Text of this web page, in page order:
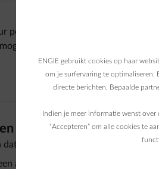
per mail te ontvangen of je wil
> Factuur via e-mail of
ik geen e-mails van ENGIE meer
ander adres ontvangen?
ENGIE gebruikt cookies op haar
om je surfervaring te optimaliseren.
directe berichten. Bepaalde
Indien je meer informatie wenst
“Accepteren” om alle cookies te